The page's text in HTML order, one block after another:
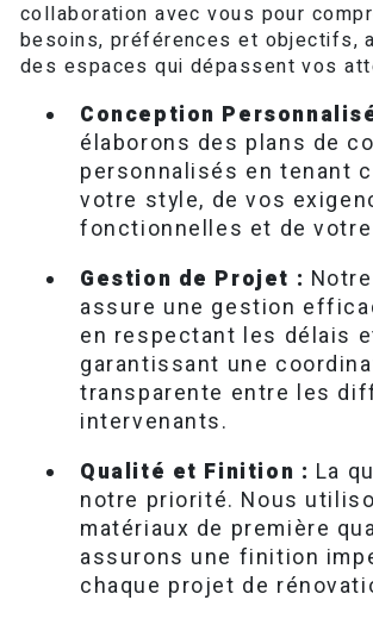
collaboration avec vous pour
besoins, préférences et objectifs,
des espaces qui dépassent vos
Conception
élaborons des plans de
personnalisés en tenant
votre style, de vos
fonctionnelles et de
Gestion de Projet :
assure une gestion
en respectant les délais
garantissant une
transparente entre les
intervenants.
Qualité et Finition : La
notre priorité. Nous
matériaux de première
assurons une finition
chaque projet de